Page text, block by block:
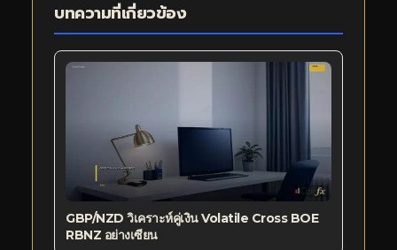
บทความที่เกี่ยวข้อง
GBP/NZD วิเคราะห์คู่เงิน Volatile Cross BOE
RBNZ อย่างเซียน